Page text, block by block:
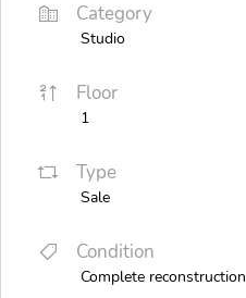
Category
Studio
Floor
1
Type
Sale
Condition
Complete reconstruction